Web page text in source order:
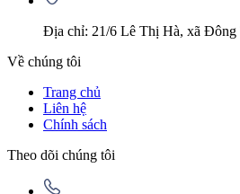
Địa chỉ: 21/6 Lê Thị Hà, xã Đông
Về chúng tôi
Trang chủ
Liên hệ
Chính sách
Theo dõi chúng tôi